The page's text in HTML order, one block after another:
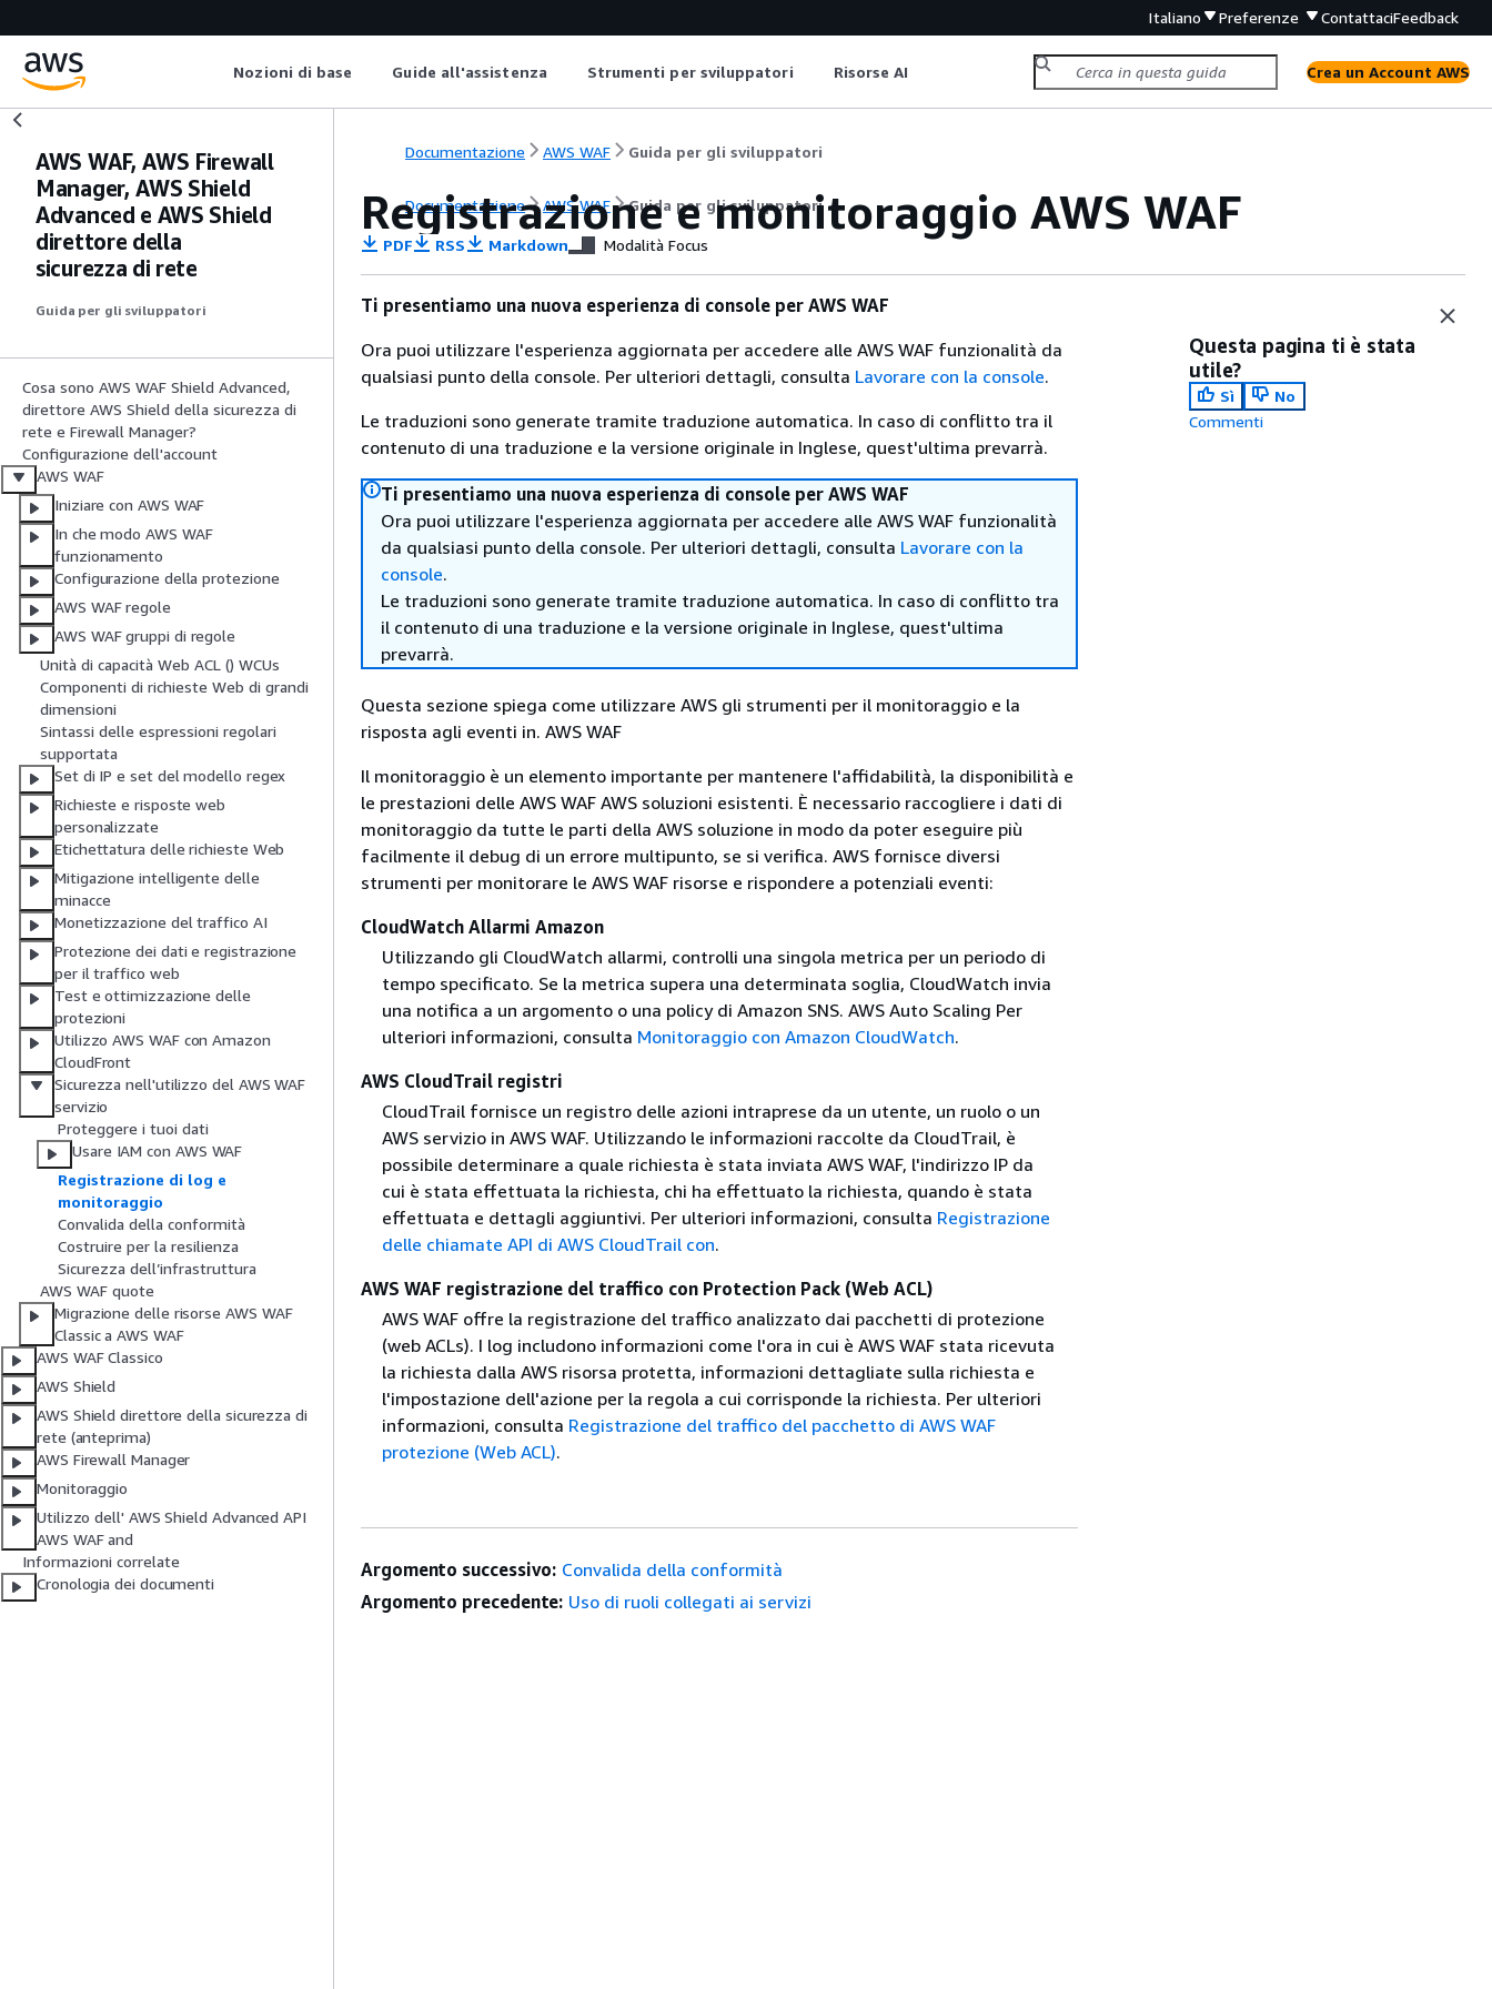
Italiano Preferenze ContattaciFeedback
Nozioni di base Guide all'assistenza Strumenti per sviluppatori Risorse AI Crea un Account AWS
AWS WAF, AWS Firewall
Manager, AWS Shield
Advanced e AWS Shield
direttore della
sicurezza di rete
Guida per gli sviluppatori
Cosa sono AWS WAF Shield Advanced,
direttore AWS Shield della sicurezza di
rete e Firewall Manager?
Configurazione dell'account
AWS WAF
Iniziare con AWS WAF
In che modo AWS WAF
funzionamento
Configurazione della protezione
AWS WAF regole
AWS WAF gruppi di regole
Unità di capacità Web ACL () WCUs
Componenti di richieste Web di grandi
dimensioni
Sintassi delle espressioni regolari
supportata
Set di IP e set del modello regex
Richieste e risposte web
personalizzate
Etichettatura delle richieste Web
Mitigazione intelligente delle
minacce
Monetizzazione del traffico AI
Protezione dei dati e registrazione
per il traffico web
Test e ottimizzazione delle
protezioni
Utilizzo AWS WAF con Amazon
CloudFront
Sicurezza nell'utilizzo del AWS WAF
servizio
Proteggere i tuoi dati
Usare IAM con AWS WAF
Registrazione di log e
monitoraggio
Convalida della conformità
Costruire per la resilienza
Sicurezza dell’infrastruttura
AWS WAF quote
Migrazione delle risorse AWS WAF
Classic a AWS WAF
AWS WAF Classico
AWS Shield
AWS Shield direttore della sicurezza di
rete (anteprima)
AWS Firewall Manager
Monitoraggio
Utilizzo dell' AWS Shield Advanced API
AWS WAF and
Informazioni correlate
Cronologia dei documenti
Documentazione AWS WAF Guida per gli sviluppatori
Documentazione AWS WAF Guida per gli sviluppatori
Registrazione e monitoraggio AWS WAF
PDF RSS Markdown Modalità Focus
Ti presentiamo una nuova esperienza di console per AWS WAF
Ora puoi utilizzare l'esperienza aggiornata per accedere alle AWS WAF funzionalità da
qualsiasi punto della console. Per ulteriori dettagli, consulta Lavorare con la console.
Le traduzioni sono generate tramite traduzione automatica. In caso di conflitto tra il
contenuto di una traduzione e la versione originale in Inglese, quest'ultima prevarrà.
Ti presentiamo una nuova esperienza di console per AWS WAF
Ora puoi utilizzare l'esperienza aggiornata per accedere alle AWS WAF funzionalità
da qualsiasi punto della console. Per ulteriori dettagli, consulta Lavorare con la
console.
Le traduzioni sono generate tramite traduzione automatica. In caso di conflitto tra
il contenuto di una traduzione e la versione originale in Inglese, quest'ultima
prevarrà.
Questa sezione spiega come utilizzare AWS gli strumenti per il monitoraggio e la
risposta agli eventi in. AWS WAF
Il monitoraggio è un elemento importante per mantenere l'affidabilità, la disponibilità e
le prestazioni delle AWS WAF AWS soluzioni esistenti. È necessario raccogliere i dati di
monitoraggio da tutte le parti della AWS soluzione in modo da poter eseguire più
facilmente il debug di un errore multipunto, se si verifica. AWS fornisce diversi
strumenti per monitorare le AWS WAF risorse e rispondere a potenziali eventi:
CloudWatch Allarmi Amazon
Utilizzando gli CloudWatch allarmi, controlli una singola metrica per un periodo di
tempo specificato. Se la metrica supera una determinata soglia, CloudWatch invia
una notifica a un argomento o una policy di Amazon SNS. AWS Auto Scaling Per
ulteriori informazioni, consulta Monitoraggio con Amazon CloudWatch.
AWS CloudTrail registri
CloudTrail fornisce un registro delle azioni intraprese da un utente, un ruolo o un
AWS servizio in AWS WAF. Utilizzando le informazioni raccolte da CloudTrail, è
possibile determinare a quale richiesta è stata inviata AWS WAF, l'indirizzo IP da
cui è stata effettuata la richiesta, chi ha effettuato la richiesta, quando è stata
effettuata e dettagli aggiuntivi. Per ulteriori informazioni, consulta Registrazione
delle chiamate API di AWS CloudTrail con.
AWS WAF registrazione del traffico con Protection Pack (Web ACL)
AWS WAF offre la registrazione del traffico analizzato dai pacchetti di protezione
(web ACLs). I log includono informazioni come l'ora in cui è AWS WAF stata ricevuta
la richiesta dalla AWS risorsa protetta, informazioni dettagliate sulla richiesta e
l'impostazione dell'azione per la regola a cui corrisponde la richiesta. Per ulteriori
informazioni, consulta Registrazione del traffico del pacchetto di AWS WAF
protezione (Web ACL).
Questa pagina ti è stata
utile?
Sì
No
Commenti
Argomento successivo: Convalida della conformità
Argomento precedente: Uso di ruoli collegati ai servizi